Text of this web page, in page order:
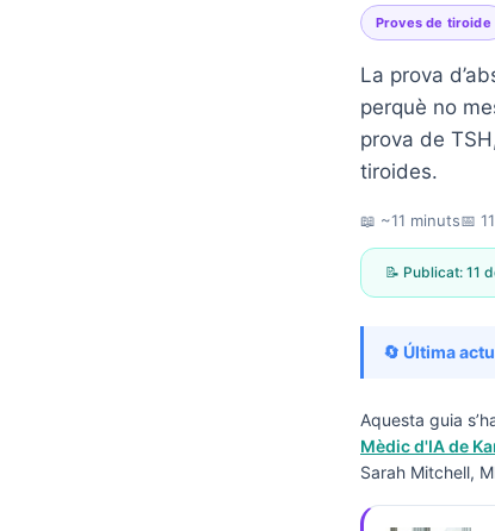
Proves de tiroide
La prova
perquè no
prova de
tiroides.
📖 ~11 minuts📅
📝 Publicat: 11
🔄 Última
Aquesta guia
Mèdic d'IA de
Sarah Mitchell,